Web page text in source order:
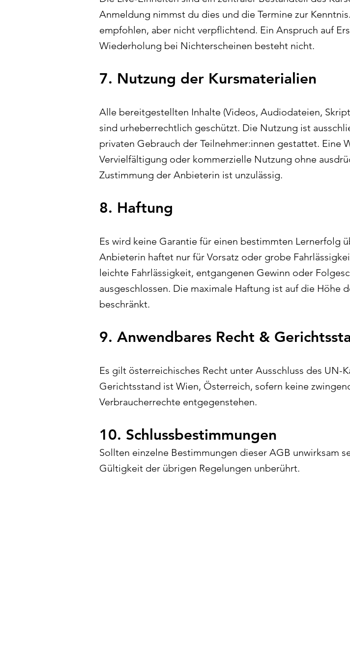
Anmeldung nimmst du dies und die Termine zur
empfohlen, aber nicht verpflichtend. Ein Anspruch auf
Wiederholung bei Nichterscheinen besteht nicht.
7. Nutzung der Kursmaterialien
Alle bereitgestellten Inhalte (Videos, Audiodateien,
sind urheberrechtlich geschützt. Die Nutzung ist
privaten Gebrauch der Teilnehmer:innen gestattet. Eine
Vervielfältigung oder kommerzielle Nutzung ohne
Zustimmung der Anbieterin ist unzulässig.
8. Haftung
Es wird keine Garantie für einen bestimmten Lernerfolg
Anbieterin haftet nur für Vorsatz oder grobe
leichte Fahrlässigkeit, entgangenen Gewinn oder
ausgeschlossen. Die maximale Haftung ist auf die Höhe
beschränkt.
9. Anwendbares Recht &
Es gilt österreichisches Recht unter Ausschluss des UN-
Gerichtsstand ist Wien, Österreich, sofern keine
Verbraucherrechte entgegenstehen.
10. Schlussbestimmungen
Sollten einzelne Bestimmungen dieser AGB unwirksam
Gültigkeit der übrigen Regelungen unberührt.